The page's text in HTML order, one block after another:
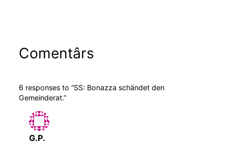
Comentârs
6 responses to “SS: Bonazza schändet den
Gemeinderat.”
G.P.